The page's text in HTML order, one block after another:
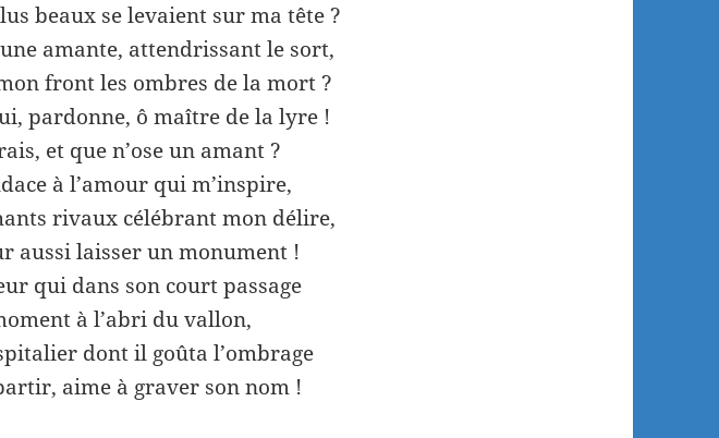
beaux se levaient sur ma tête ?
amante, attendrissant le sort,
front les ombres de la mort ?
pardonne, ô maître de la lyre !
et que n’ose un amant ?
à l’amour qui m’inspire,
rivaux célébrant mon délire,
aussi laisser un monument !
qui dans son court passage
à l’abri du vallon,
dont il goûta l’ombrage
aime à graver son nom !